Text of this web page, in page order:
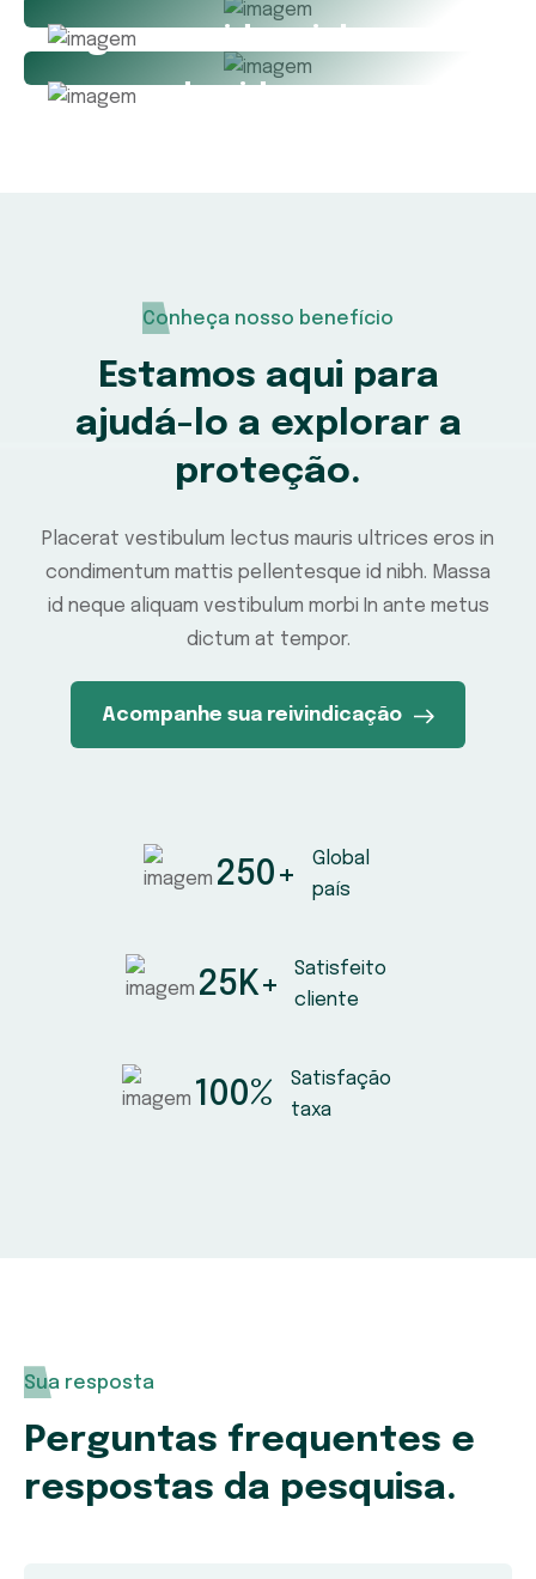
Seguro residencial
Seguro de vida
Conheça nosso benefício
Estamos aqui para
ajudá-lo a explorar a
proteção.
Placerat vestibulum lectus mauris ultrices eros in
condimentum mattis pellentesque id nibh. Massa
id neque aliquam vestibulum morbi In ante metus
dictum at tempor.
Acompanhe sua reivindicação
250+
Global
país
25K+
Satisfeito
cliente
100%
Satisfação
taxa
Sua resposta
Perguntas frequentes e
respostas da pesquisa.